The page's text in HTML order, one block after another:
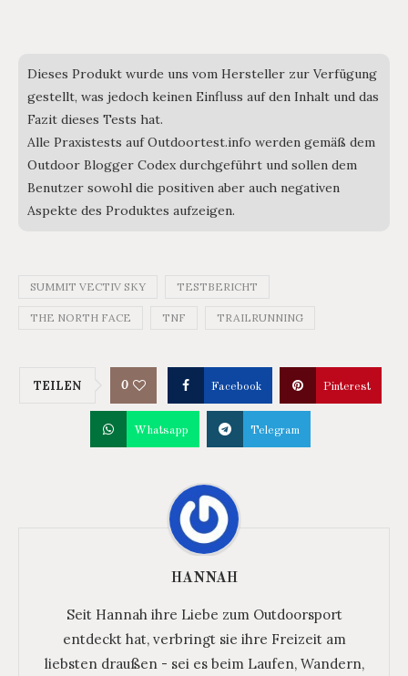
Dieses Produkt wurde uns vom Hersteller zur Verfügung
gestellt, was jedoch keinen Einfluss auf den Inhalt und das
Fazit dieses Tests hat.
Alle Praxistests auf Outdoortest.info werden gemäß dem
Outdoor Blogger Codex durchgeführt und sollen dem
Benutzer sowohl die positiven aber auch negativen
Aspekte des Produktes aufzeigen.
SUMMIT VECTIV SKY TESTBERICHT
THE NORTH FACE TNF TRAILRUNNING
TEILEN 0 Facebook Pinterest
Whatsapp Telegram
HANNAH
Seit Hannah ihre Liebe zum Outdoorsport
entdeckt hat, verbringt sie ihre Freizeit am
liebsten draußen - sei es beim Laufen, Wandern,